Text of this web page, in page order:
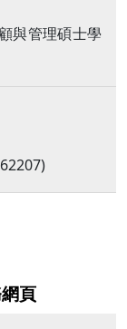
與管理碩士學
頁